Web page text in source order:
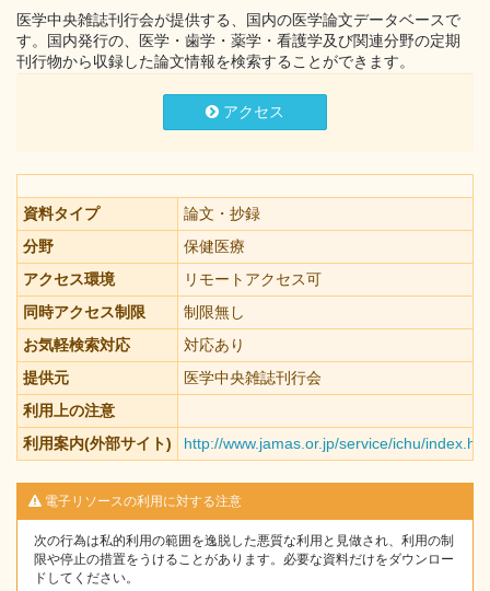
医学中央雑誌刊行会が提供する、国内の医学論文データベースで
す。国内発行の、医学・歯学・薬学・看護学及び関連分野の定期
刊行物から収録した論文情報を検索することができます。
アクセス
資料タイプ
論文・抄録
分野
保健医療
アクセス環境
リモートアクセス可
同時アクセス制限
制限無し
お気軽検索対応
対応あり
提供元
医学中央雑誌刊行会
利用上の注意
利用案内(外部サイト)
http://www.jamas.or.jp/service/ichu/
電子リソースの利用に対する注意
次の行為は私的利用の範囲を逸脱した悪質な利用と見做され、利用の制
限や停止の措置をうけることがあります。必要な資料だけをダウンロー
ドしてください。